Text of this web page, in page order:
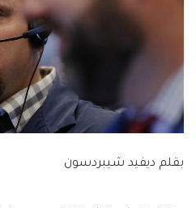
بقلم ديفيد شيبردسون